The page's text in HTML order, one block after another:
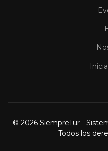
© 2026 SiempreTur -
Todos los